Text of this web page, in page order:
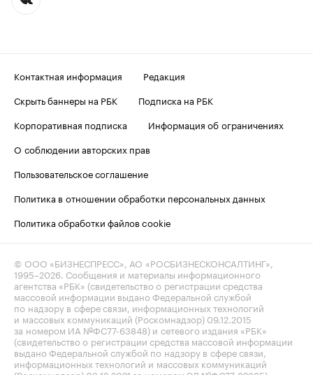
Контактная информация
Редакция
Скрыть баннеры на РБК
Подписка на РБК
Корпоративная подписка
Информация об ограничениях
О соблюдении авторских прав
Пользовательское соглашение
Политика в отношении обработки персональных данных
Политика обработки файлов cookie
© ООО «БИЗНЕСПРЕСС», АО «РОСБИЗНЕСКОНСАЛТИНГ»,
1995–2026. Сообщения и материалы информационного
агентства «РБК» (свидетельство о регистрации средства
массовой информации выдано Федеральной службой
по надзору в сфере связи, информационных технологий
и массовых коммуникаций (Роскомнадзор) 09.12.2015
за номером ИА №ФС77-63848) и сетевого издания «РБК»
(свидетельство о регистрации средства массовой информации
выдано Федеральной службой по надзору в сфере связи,
информационных технологий и массовых коммуникаций